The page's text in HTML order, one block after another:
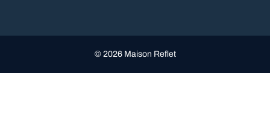
© 2026 Maison Reflet